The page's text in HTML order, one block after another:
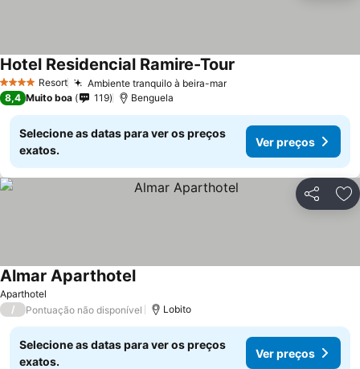
4 EstrelasResort Ambiente tranquilo à beira-marVer preços
Hotel Residencial Ramire-Tour
8,4 Muito boa 119 Benguela
Selecione as datas para ver os preços
exatos.
Ver preços
Partilhar
Aparthotel
Almar AparthotelVer preços
/ Pontuação não disponível Lobito
Selecione as datas para ver os preços
exatos.
Ver preços